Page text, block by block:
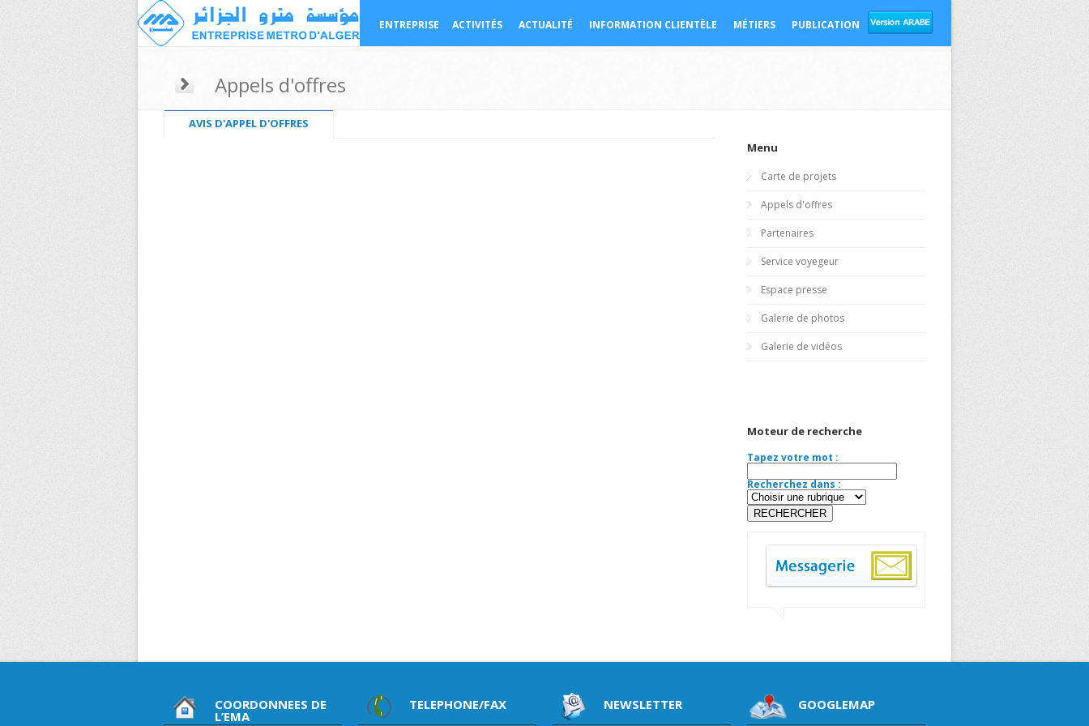
ENTREPRISE ACTIVITÉS ACTUALITÉ INFORMATION CLIENTÈLE MÉTIERS PUBLICATION
Appels d'offres
AVIS D'APPEL D'OFFRES
Menu
Carte de projets
Appels d'offres
Partenaires
Service voyegeur
Espace presse
Galerie de photos
Galerie de vidéos
Moteur de recherche
Tapez votre mot :
Recherchez dans :
COORDONNEES DE
L’EMA
TELEPHONE/FAX NEWSLETTER GOOGLEMAP